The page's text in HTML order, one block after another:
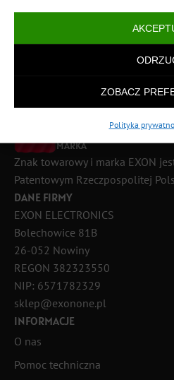
ZOBACZ
Polityka
MARKA
Znak towarowy i marka EXON
Patentowym Rzeczpospolitej
DANE FIRMY
EXON ELECTRONICS
Bolechowice 81B
26-052 Nowiny
REGON 382323550
NIP: 6571782329
sklep@exonone.pl
INFORMACJE
O nas
Pomoc techniczna